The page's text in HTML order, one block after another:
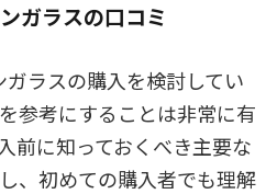
ガラスの口コミ
ラスの購入を検討してい
参考にすることは非常に有
前に知っておくべき主要な
、初めての購入者でも理解